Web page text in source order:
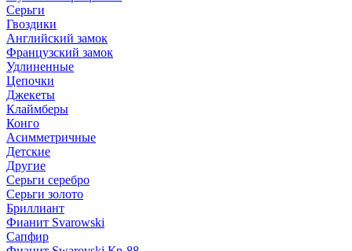
Серьги
Гвоздики
Английский замок
Французский замок
Удлиненные
Цепочки
Джекеты
Клаймберы
Конго
Асимметричные
Детские
Другие
Серьги серебро
Серьги золото
Бриллиант
Фианит Svarowski
Сапфир